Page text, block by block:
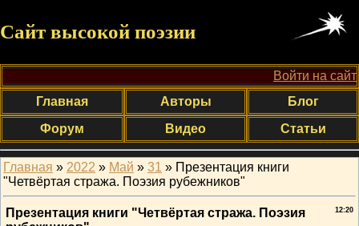
Сайт высокой поэзии
Войти на сайт
Главная
Авторы
Блог
Форум
Видео Статьи
Главная » 2022 » Май » 31 » Презентация книги
"Четвёртая стража. Поэзия рубежников"
12:20
Презентация книги "Четвёртая стража. Поэзия